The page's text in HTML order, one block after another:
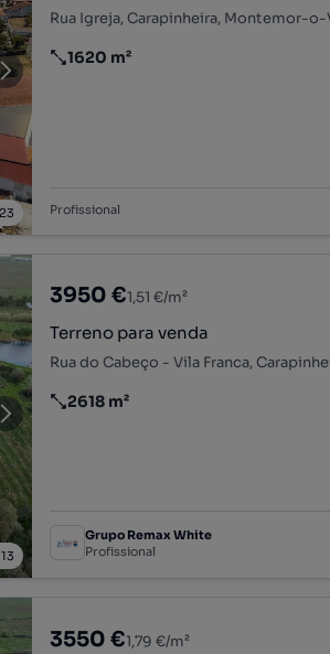
23
Rua Igreja, Carapinheira, Montemor-
Preço por metro quadrado
1620 m²
Profissional
13
3950 €1,51 €/m²
Terreno para venda
Rua do Cabeço - Vila Franca,
Preço por metro quadrado
2618 m²
Grupo Remax White
Profissional
3550 €1,79 €/m²